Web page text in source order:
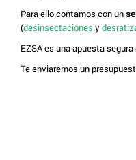
Para ello contamos con un
(desinsectaciones y
EZSA es una apuesta
Te enviaremos un